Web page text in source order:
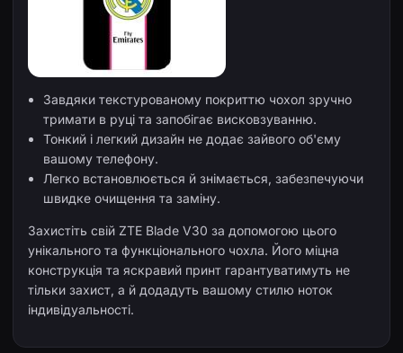
Завдяки текстурованому покриттю чохол зручно
тримати в руці та запобігає висковзуванню.
Тонкий і легкий дизайн не додає зайвого об'єму
вашому телефону.
Легко встановлюється й знімається, забезпечуючи
швидке очищення та заміну.
Захистіть свій ZTE Blade V30 за допомогою цього
унікального та функціонального чохла. Його міцна
конструкція та яскравий принт гарантуватимуть не
тільки захист, а й додадуть вашому стилю ноток
індивідуальності.